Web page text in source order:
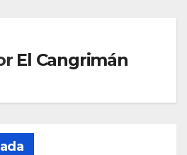
El Cangrimán